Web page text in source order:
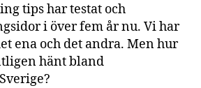
tips har testat och
i över fem år nu. Vi har
ena och det andra. Men hur
hänt bland